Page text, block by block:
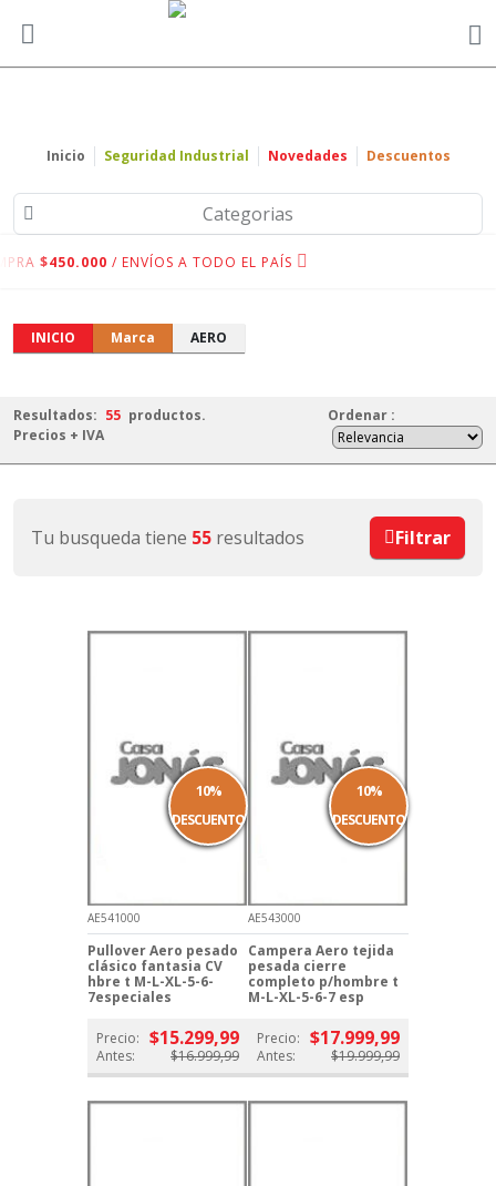
Inicio Seguridad Industrial Novedades Descuentos
Categorias
$450.000 / ENVÍOS A TODO EL PAÍS
INICIO Marca AERO
Resultados: 55 productos.
Precios + IVA
Ordenar :
Tu busqueda tiene 55 resultados Filtrar
AE541000
Pullover Aero pesado
clásico fantasia CV
hbre t M-L-XL-5-6-
7especiales
Precio: $15.299,99
Antes: $16.999,99
10%
DESCUENTO
AE543000
Campera Aero tejida
pesada cierre
completo p/hombre t
M-L-XL-5-6-7 esp
Precio: $17.999,99
Antes: $19.999,99
10%
DESCUENTO